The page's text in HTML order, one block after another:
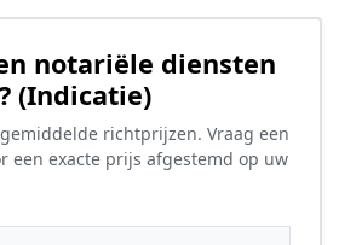
notariële diensten
(Indicatie)
richtprijzen. Vraag een
een exacte prijs afgestemd op uw